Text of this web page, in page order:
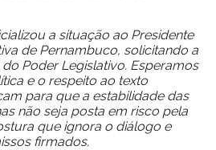
a situação ao Presidente
de Pernambuco, solicitando a
Poder Legislativo. Esperamos
e o respeito ao texto
para que a estabilidade das
não seja posta em risco pela
que ignora o diálogo e
firmados.